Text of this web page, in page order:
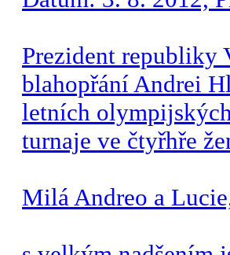
Prezident republiky
blahopřání Andrei
letních
turnaje ve čtyřhře
Milá Andreo a